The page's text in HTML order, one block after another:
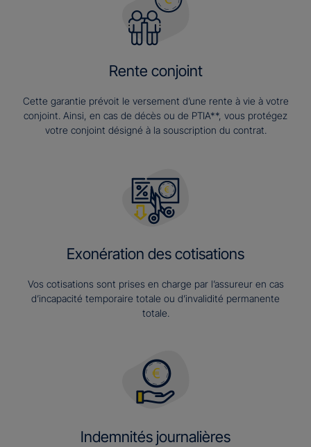
Rente conjoint
Cette garantie prévoit le versement d’une rente à vie à votre
conjoint. Ainsi, en cas de décès ou de PTIA**, vous protégez
votre conjoint désigné à la souscription du contrat.
Exonération des cotisations
Vos cotisations sont prises en charge par l’assureur en cas
d’incapacité temporaire totale ou d’invalidité permanente
totale.
Indemnités journalières